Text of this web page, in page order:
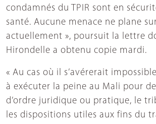
condamnés du TPIR sont en
santé. Aucune menace ne plane
actuellement », poursuit la lettre
Hirondelle a obtenu copie mardi.
« Au cas où il s’avérerait
à exécuter la peine au Mali pour
d’ordre juridique ou pratique, le
les dispositions utiles aux fins du